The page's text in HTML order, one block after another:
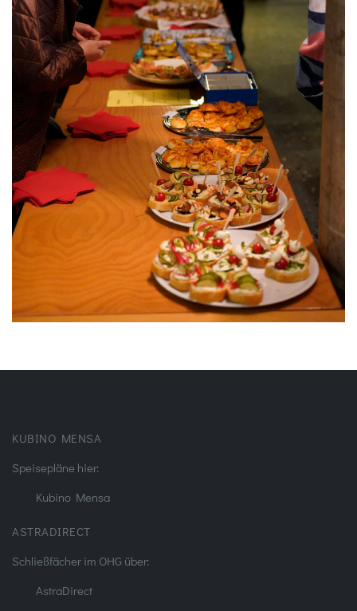
KUBINO MENSA
Speisepläne hier:
Kubino Mensa
ASTRADIRECT
Schließfächer im OHG über:
AstraDirect